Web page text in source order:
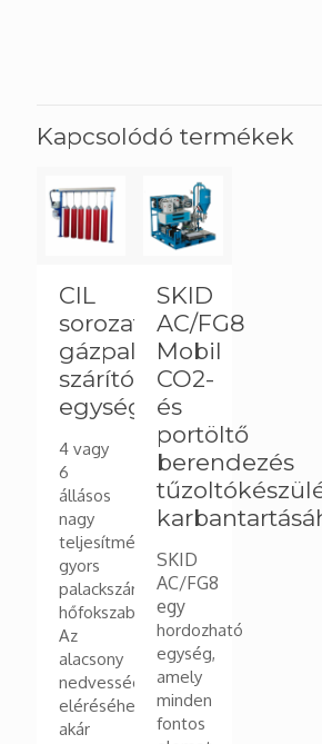
Kapcsolódó termékek
CIL
sorozat,
gázpalack
szárító
egység
4 vagy
6
állásos
nagy
teljesítményű
gyors
palackszárító akár
hőfokszabályzóval.
Az
alacsony
nedvességtartalom
eléréséhez
akár
SKID
AC/FG8
Mobil
CO2-
és
portöltő
berendezés
SKID
AC/FG8
egy
hordozható
egység,
amely
minden
fontos